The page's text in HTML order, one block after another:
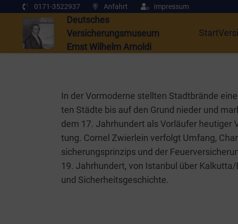
0171-3522937 Anfahrt Impressum
Deutsches
Versicherungsmuseum
Ernst Wilhelm Arnoldi
Start
In der Vor­mo­der­ne stell­ten Stadt­brän­de
ten Städ­te bis auf den Grund nie­der und
dem 17. Jahr­hun­dert als Vor­läu­fer
tung. Cor­nel Zwier­lein ver­folgt Umfang,
si­che­rungs­prin­zips und der
19. Jahr­hun­dert, von Istan­bul über
und Sicherheitsgeschichte.